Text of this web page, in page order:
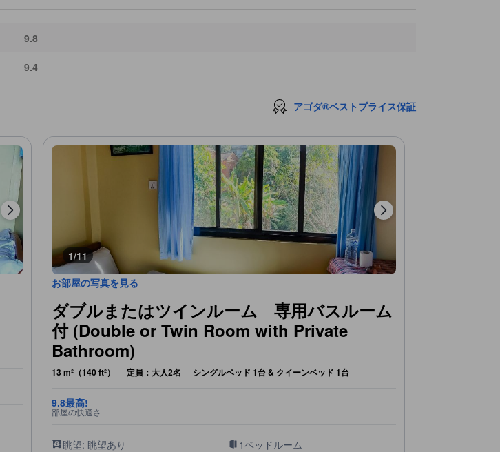
9.8
9.4
アゴダ®ベストプライス保証
1/11
お部屋の写真を見る
ダブルまたはツインルーム 専用バスルーム
付 (Double or Twin Room with Private
Bathroom)
13 m²（140 ft²） 定員：大人2名 シングルベッド 1台 & クイーンベッド 1台
9.8最高!
部屋の快適さ
眺望: 眺望あり 1ベッドルーム